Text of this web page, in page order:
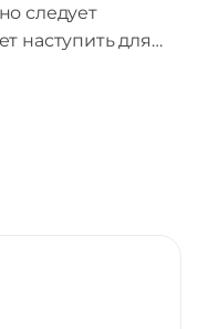
следует
наступить для…